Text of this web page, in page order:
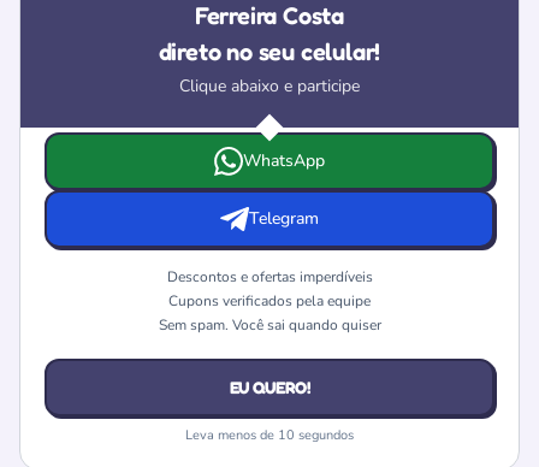
Ferreira Costa
direto no seu celular!
Clique abaixo e participe
Escolha onde deseja receber as ofertas e cupons da
WhatsApp
Telegram
Descontos e ofertas imperdíveis
Cupons verificados pela equipe
Sem spam. Você sai quando quiser
EU QUERO!
Leva menos de 10 segundos